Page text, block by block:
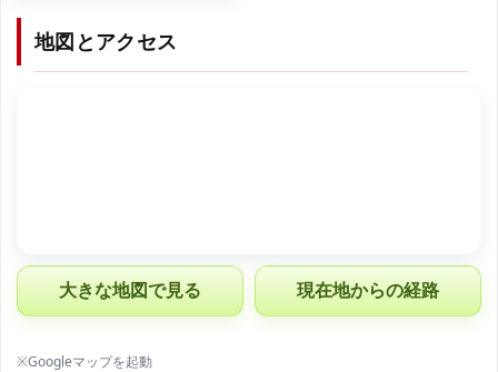
地図とアクセス
大きな地図で見る 現在地からの経路
※Googleマップを起動